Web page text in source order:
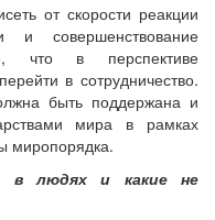
от скорости реакции
и совершенствование
что в перспективе
в сотрудничество.
быть поддержана и
мира в рамках
миропорядка.
в людях и какие не